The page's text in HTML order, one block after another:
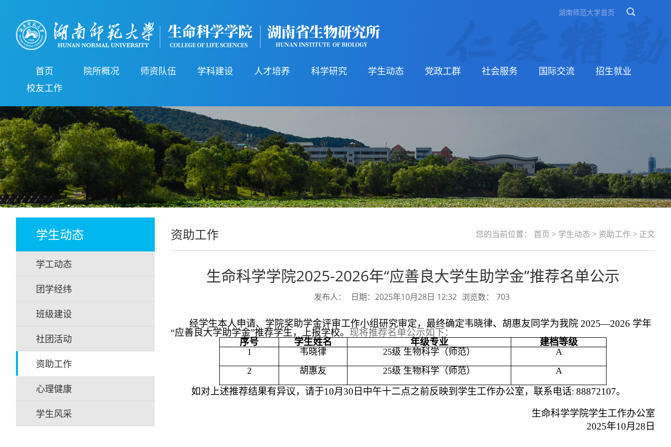
湖南师范大学首页
首页 院所概况 师资队伍 学科建设 人才培养 科学研究 学生动态 党政工群 社会服务 国际交流
招生就业
校友工作
学生动态
学工动态
团学经纬
班级建设
社团活动
资助工作
心理健康
学生风采
资助工作 您的当前位置： 首页 > 学生动态 > 资助工作 > 正文
生命科学学院2025-2026年“应善良大学生助学金”推荐名单公示
发布人： 日期：2025年10月28日 12:32 浏览数： 703
经学生本人申请、 学院奖助学金评审工作小组研究审定，最终确定韦晓律、胡惠友同学为我院 2025—2026 学年
“应善良大学助学金”推荐学生，上报学校。 现将推荐名单公示如下：
序号
学生姓名 年级专业 建档等级
1 韦晓律 25级 生物科学（师范）
A
2
胡惠友 25级 生物科学（师范） A
如对上述推荐结果有异议，请于10月30日中午十二点之前反映到学生工作办公室，联系电话: 88872107。
生命科学学院学生工作办公室
2025年10月28日